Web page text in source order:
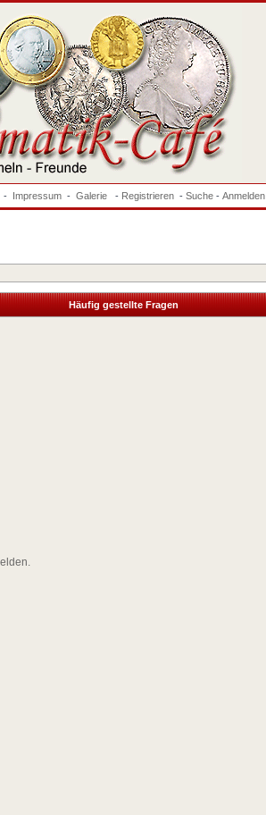
- Impressum - Galerie - Registrieren - Suche - Anmelden
Häufig gestellte Fragen